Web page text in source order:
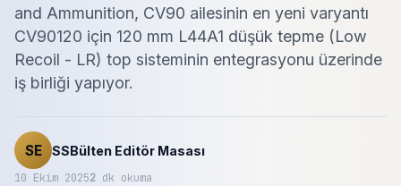
and Ammunition, CV90 ailesinin en yeni varyantı
CV90120 için 120 mm L44A1 düşük tepme (Low
Recoil - LR) top sisteminin entegrasyonu üzerinde
iş birliği yapıyor.
SE SSBülten Editör Masası
10 Ekim 20252 dk okuma